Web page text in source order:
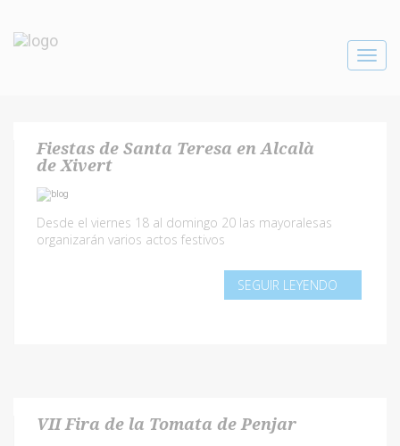
Toggle
Fiestas de Santa Teresa en Alcalà
de Xivert
Desde el viernes 18 al domingo 20 las mayoralesas
organizarán varios actos festivos
SEGUIR LEYENDO
VII Fira de la Tomata de Penjar